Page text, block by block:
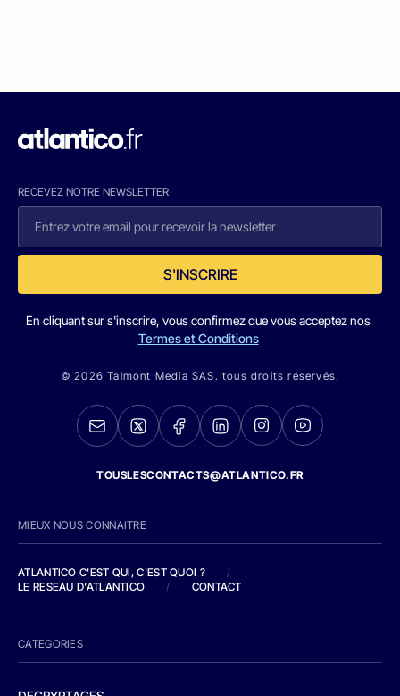
RECEVEZ NOTRE NEWSLETTER
S'INSCRIRE
En cliquant sur s'inscrire, vous confirmez que vous acceptez nos
Termes et Conditions
© 2026 Talmont Media SAS. tous droits réservés.
TOUSLESCONTACTS@ATLANTICO.FR
MIEUX NOUS CONNAITRE
ATLANTICO C'EST QUI, C'EST QUOI ?
/
LE RESEAU D'ATLANTICO
/ CONTACT
CATEGORIES